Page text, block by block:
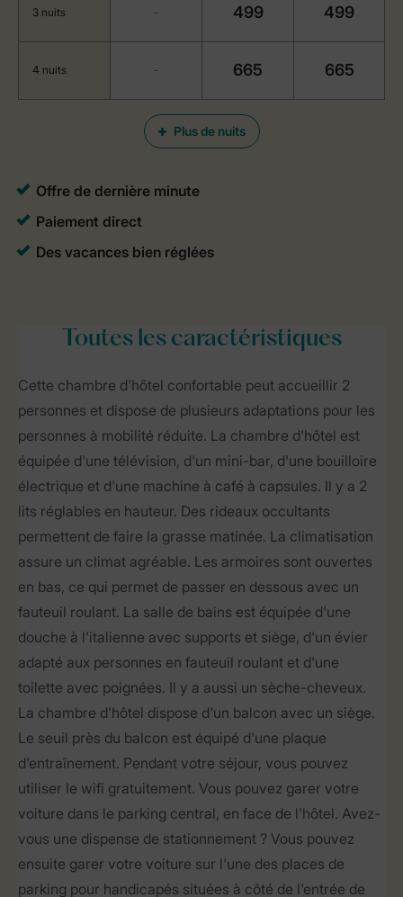
Plus de nuits
3 nuits - 499 499
4 nuits - 665 665
Toutesles caractéristiques
Cette chambre d'hôtel confortable peut accueillir 2
personnes et dispose de plusieurs adaptations pour les
personnes à mobilité réduite. La chambre d'hôtel est
équipée d'une télévision, d'un mini-bar, d'une bouilloire
électrique et d'une machine à café à capsules. Il y a 2
lits réglables en hauteur. Des rideaux occultants
permettent de faire la grasse matinée. La climatisation
assure un climat agréable. Les armoires sont ouvertes
en bas, ce qui permet de passer en dessous avec un
fauteuil roulant. La salle de bains est équipée d'une
douche à l'italienne avec supports et siège, d'un évier
adapté aux personnes en fauteuil roulant et d'une
toilette avec poignées. Il y a aussi un sèche-cheveux.
La chambre d'hôtel dispose d'un balcon avec un siège.
Le seuil près du balcon est équipé d'une plaque
d'entraînement. Pendant votre séjour, vous pouvez
utiliser le wifi gratuitement. Vous pouvez garer votre
voiture dans le parking central, en face de l'hôtel. Avez-
vous une dispense de stationnement ? Vous pouvez
ensuite garer votre voiture sur l'une des places de
parking pour handicapés situées à côté de l'entrée de